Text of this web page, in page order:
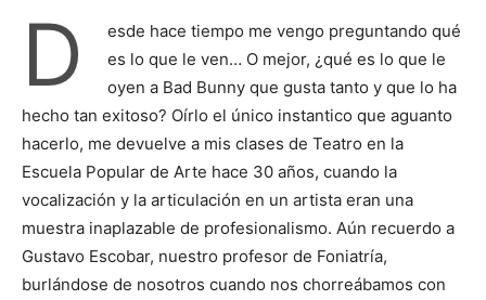
D
esde hace tiempo me vengo preguntando qué
es lo que le ven… O mejor, ¿qué es lo que le
oyen a Bad Bunny que gusta tanto y que lo ha
hecho tan exitoso? Oírlo el único instantico que aguanto
hacerlo, me devuelve a mis clases de Teatro en la
Escuela Popular de Arte hace 30 años, cuando la
vocalización y la articulación en un artista eran una
muestra inaplazable de profesionalismo. Aún recuerdo a
Gustavo Escobar, nuestro profesor de Foniatría,
burlándose de nosotros cuando nos chorreábamos con